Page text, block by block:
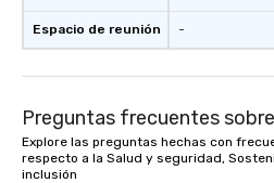
Espacio de reunión -
Preguntas frecuentes
Explore las preguntas hechas con
respecto a la Salud y seguridad,
inclusión